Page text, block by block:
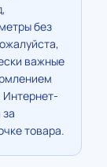
без
важные
Интернет-
товара.